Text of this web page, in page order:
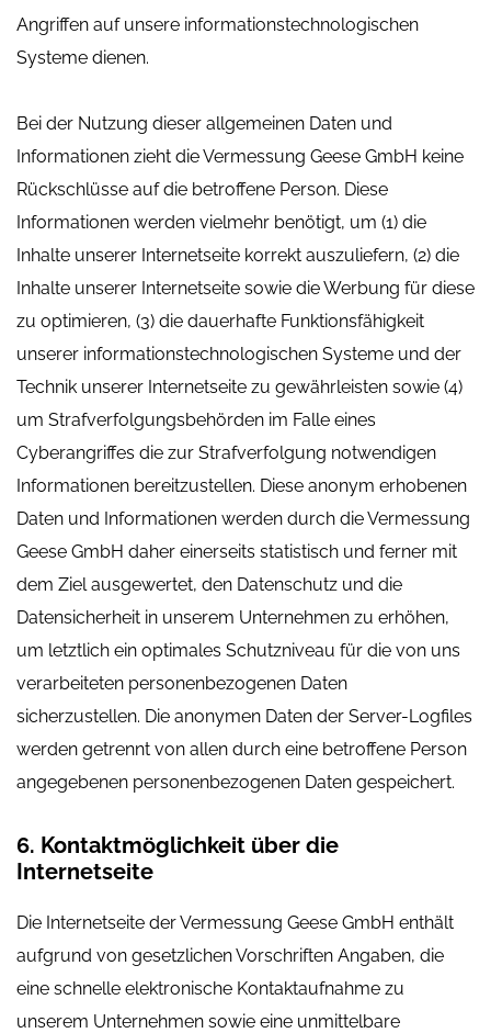
Angriffen auf unsere informationstechnologischen
Systeme dienen.
Bei der Nutzung dieser allgemeinen Daten und
Informationen zieht die Vermessung Geese GmbH keine
Rückschlüsse auf die betroffene Person. Diese
Informationen werden vielmehr benötigt, um (1) die
Inhalte unserer Internetseite korrekt auszuliefern, (2) die
Inhalte unserer Internetseite sowie die Werbung für diese
zu optimieren, (3) die dauerhafte Funktionsfähigkeit
unserer informationstechnologischen Systeme und der
Technik unserer Internetseite zu gewährleisten sowie (4)
um Strafverfolgungsbehörden im Falle eines
Cyberangriffes die zur Strafverfolgung notwendigen
Informationen bereitzustellen. Diese anonym erhobenen
Daten und Informationen werden durch die Vermessung
Geese GmbH daher einerseits statistisch und ferner mit
dem Ziel ausgewertet, den Datenschutz und die
Datensicherheit in unserem Unternehmen zu erhöhen,
um letztlich ein optimales Schutzniveau für die von uns
verarbeiteten personenbezogenen Daten
sicherzustellen. Die anonymen Daten der Server-Logfiles
werden getrennt von allen durch eine betroffene Person
angegebenen personenbezogenen Daten gespeichert.
6. Kontaktmöglichkeit über die
Internetseite
Die Internetseite der Vermessung Geese GmbH enthält
aufgrund von gesetzlichen Vorschriften Angaben, die
eine schnelle elektronische Kontaktaufnahme zu
unserem Unternehmen sowie eine unmittelbare